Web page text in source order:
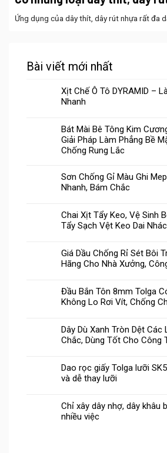
Ứng dụng của dây thít, dây rút nhựa rất đa
Bài viết mới nhất
Xịt Chế Ô Tô DYRAMID –
Nhanh
Bát Mài Bê Tông Kim
Giải Pháp Làm Phẳng Bề
Chống Rung Lắc
Sơn Chống Gỉ Màu Ghi
Nhanh, Bám Chắc
Chai Xịt Tẩy Keo, Vệ Sinh
Tẩy Sạch Vệt Keo Dai
Giá Dầu Chống Rỉ Sét Bôi
Hãng Cho Nhà Xưởng,
Đầu Bắn Tôn 8mm Tolga
Không Lo Rơi Vít, Chống
Dây Dù Xanh Tròn Dệt Các
Chắc, Dùng Tốt Cho Công
Dao rọc giấy Tolga lưỡi
và dễ thay lưỡi
Chỉ xây dây nhợ, dây khâu
nhiều việc